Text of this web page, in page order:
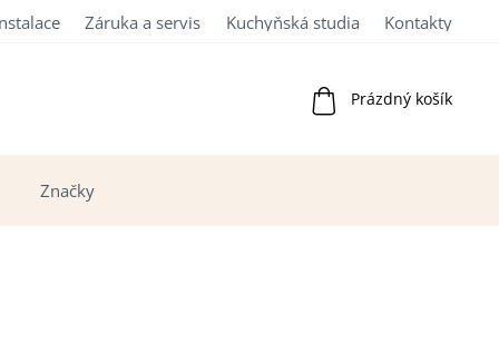
Záruka a servis Kuchyňská studia Kontakty
Nákupní
Prázdný košík
Značky